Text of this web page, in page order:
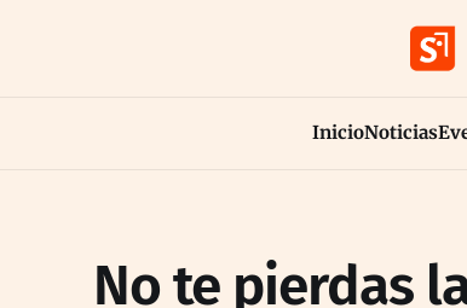
InicioNoticias
No te pierdas